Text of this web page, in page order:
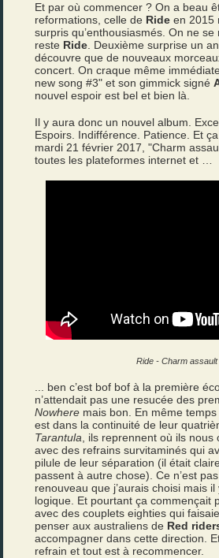
Et par où commencer ? On a beau
reformations, celle de Ride en 2015
surpris qu’enthousiasmés. On ne se
reste Ride . Deuxième surprise un
découvre que de nouveaux
concert. On craque même
new song #3" et son gimmick signé
nouvel espoir est bel et bien là.
Il y aura donc un nouvel album.
Espoirs. Indifférence. Patience. Et
mardi 21 février 2017, "Charm
toutes les plateformes internet et …
Ride - Charm assault
... ben c’est bof bof à la première
n’attendait pas une resucée des
Nowhere mais bon. En même
est dans la continuité de leur
Tarantula , ils reprennent où ils nous
avec des refrains survitaminés qui
pilule de leur séparation (il était
passent à autre chose). Ce n’est
renouveau que j’aurais choisi mais
logique. Et pourtant ça commençait
avec des couplets eighties qui
penser aux australiens de Red
accompagner dans cette direction.
refrain et tout est à recommencer.